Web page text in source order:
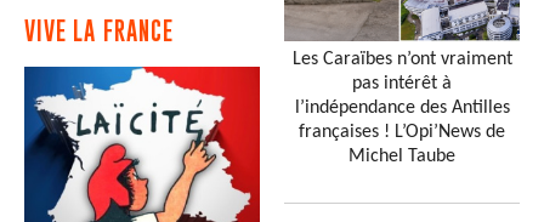
VIVE LA FRANCE
Les Caraïbes n’ont vraiment
pas intérêt à
l’indépendance des Antilles
françaises ! L’Opi’News de
Michel Taube